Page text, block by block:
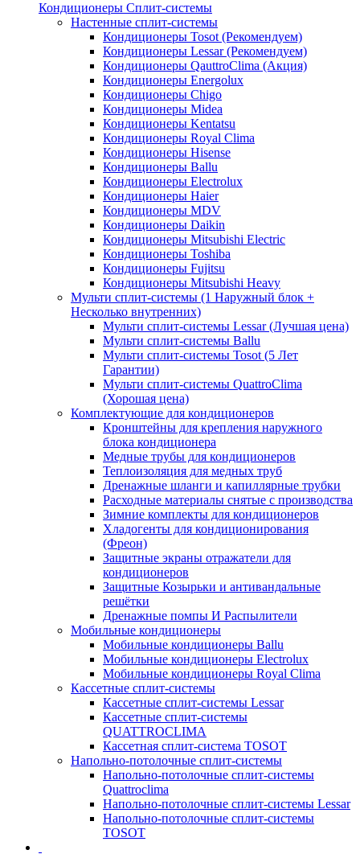
Кондиционеры Сплит-системы
Настенные сплит-системы
Кондиционеры Tosot (Рекомендуем)
Кондиционеры Lessar (Рекомендуем)
Кондиционеры QauttroClima (Акция)
Кондиционеры Energolux
Кондиционеры Chigo
Кондиционеры Midea
Кондиционеры Kentatsu
Кондиционеры Royal Clima
Кондиционеры Hisense
Кондиционеры Ballu
Кондиционеры Electrolux
Кондиционеры Haier
Кондиционеры MDV
Кондиционеры Daikin
Кондиционеры Mitsubishi Electric
Кондиционеры Toshiba
Кондиционеры Fujitsu
Кондиционеры Mitsubishi Heavy
Мульти сплит-системы (1 Наружный блок +
Несколько внутренних)
Мульти сплит-системы Lessar (Лучшая цена)
Мульти сплит-системы Ballu
Мульти сплит-системы Tosot (5 Лет
Гарантии)
Мульти сплит-системы QuattroClima
(Хорошая цена)
Комплектующие для кондиционеров
Кронштейны для крепления наружного
блока кондиционера
Медные трубы для кондиционеров
Теплоизоляция для медных труб
Дренажные шланги и капиллярные трубки
Расходные материалы снятые с производства
Зимние комплекты для кондиционеров
Хладогенты для кондиционирования
(Фреон)
Защитные экраны отражатели для
кондиционеров
Защитные Козырьки и антивандальные
решётки
Дренажные помпы И Распылители
Мобильные кондиционеры
Мобильные кондиционеры Ballu
Мобильные кондиционеры Electrolux
Мобильные кондиционеры Royal Clima
Кассетные сплит-системы
Кассетные сплит-системы Lessar
Кассетные сплит-системы
QUATTROCLIMA
Кассетная сплит-система TOSOT
Напольно-потолочные сплит-системы
Напольно-потолочные сплит-системы
Quattroclima
Напольно-потолочные сплит-системы Lessar
Напольно-потолочные сплит-системы
TOSOT